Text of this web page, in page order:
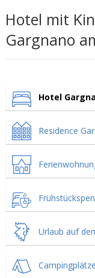
Hotel mit
Gargnano
Hotel
Residence
Urlaub auf